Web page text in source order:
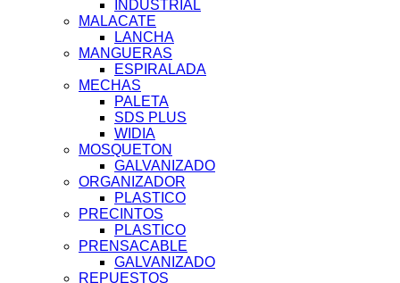
INDUSTRIAL
MALACATE
LANCHA
MANGUERAS
ESPIRALADA
MECHAS
PALETA
SDS PLUS
WIDIA
MOSQUETON
GALVANIZADO
ORGANIZADOR
PLASTICO
PRECINTOS
PLASTICO
PRENSACABLE
GALVANIZADO
REPUESTOS